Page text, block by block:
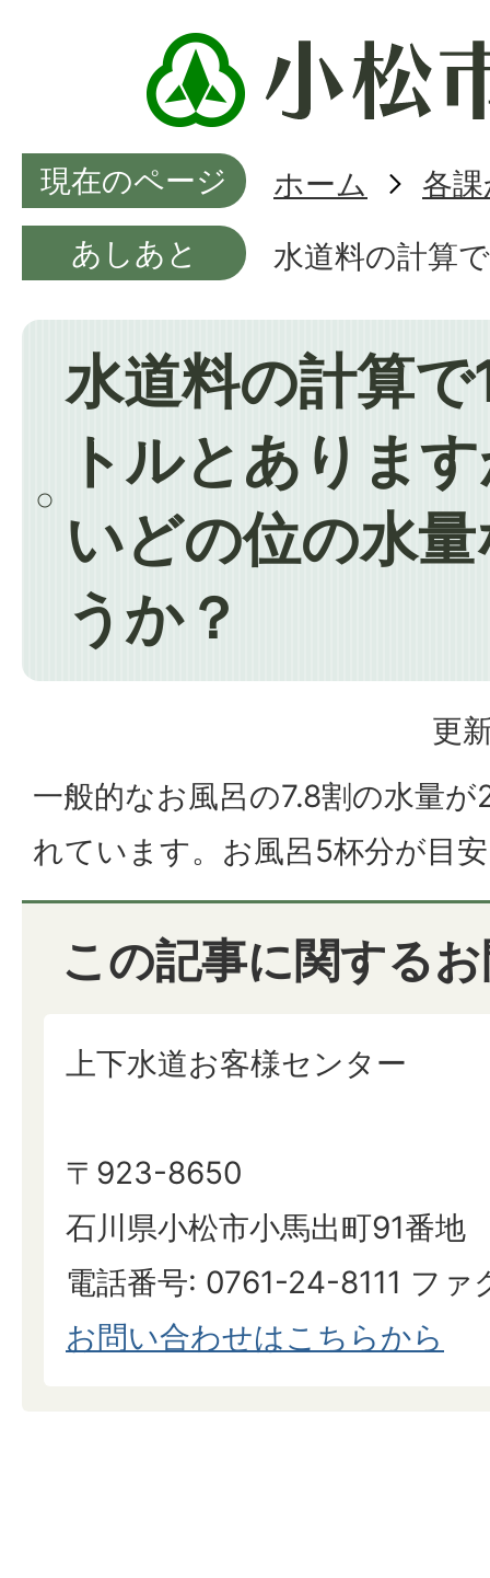
現在のページ ホーム
各
あしあと
水道料の計算
水道料の計算
トルとありま
いどの位の水
うか？
更
一般的なお風呂の7.8割の水量
れています。お風呂5杯分が目
この記事に関する
上下水道お客様センター
〒923-8650
石川県小松市小馬出町91番地
電話番号: 0761-24-8111 ファ
お問い合わせはこちらから